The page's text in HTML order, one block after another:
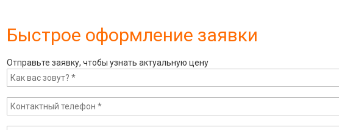
Быстрое оформление заявки
Отправьте заявку, чтобы узнать актуальную цену